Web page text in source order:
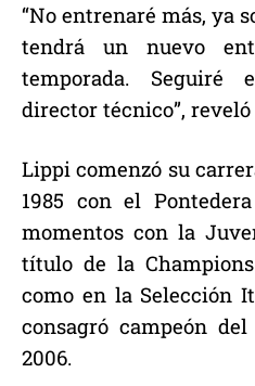
“No entrenaré más, ya
tendrá un nuevo
temporada.
director técnico”,
Lippi comenzó su
1985 con el
momentos con la
título de la
como en la Selección
consagró campeón
2006.